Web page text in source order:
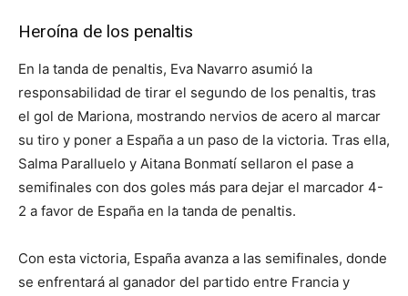
Heroína de los penaltis
En la tanda de penaltis, Eva Navarro asumió la
responsabilidad de tirar el segundo de los penaltis, tras
el gol de Mariona, mostrando nervios de acero al marcar
su tiro y poner a España a un paso de la victoria. Tras ella,
Salma Paralluelo y Aitana Bonmatí sellaron el pase a
semifinales con dos goles más para dejar el marcador 4-
2 a favor de España en la tanda de penaltis.
Con esta victoria, España avanza a las semifinales, donde
se enfrentará al ganador del partido entre Francia y